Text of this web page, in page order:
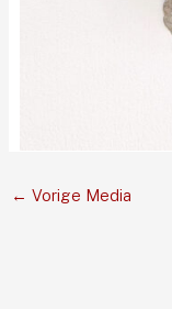
← Vorige Media